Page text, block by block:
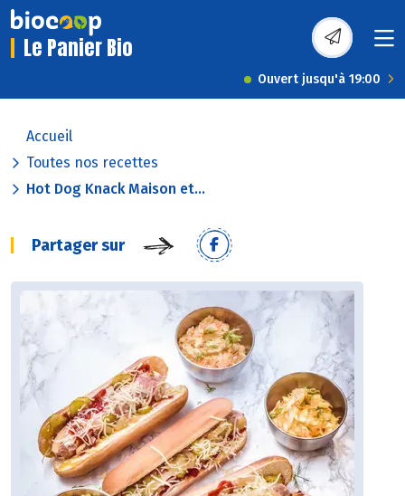
Le Panier Bio
Ouvert jusqu'à 19:00
Accueil
Toutes nos recettes
Hot Dog Knack Maison et...
Partager sur